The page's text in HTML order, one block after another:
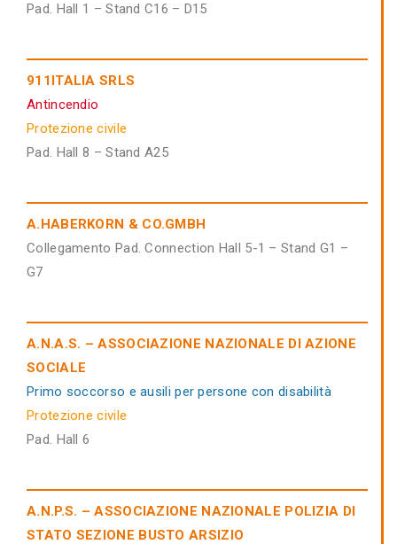
Pad. Hall 1 – Stand C16 – D15
911ITALIA SRLS
Antincendio
Protezione civile
Pad. Hall 8 – Stand A25
A.HABERKORN & CO.GMBH
Collegamento Pad. Connection Hall 5-1 – Stand G1 –
G7
A.N.A.S. – ASSOCIAZIONE NAZIONALE DI AZIONE
SOCIALE
Primo soccorso e ausili per persone con disabilità
Protezione civile
Pad. Hall 6
A.N.P.S. – ASSOCIAZIONE NAZIONALE POLIZIA DI
STATO SEZIONE BUSTO ARSIZIO